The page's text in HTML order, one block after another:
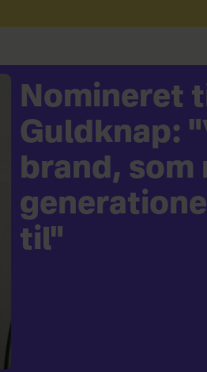
Nomineret
Guldknap:
brand, som
til"